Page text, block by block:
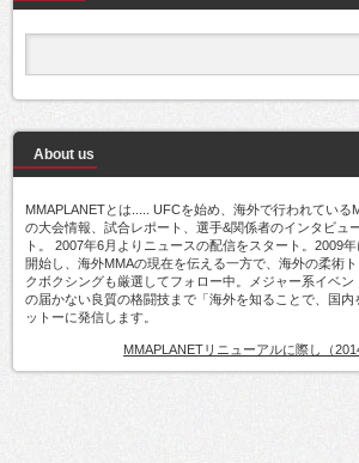
About us
MMAPLANETとは..... UFCを始め、海外で行われている
の大会情報、試合レポート、選手&関係者のインタビュ
ト。 2007年6月よりニュースの配信をスタート。2009
開始し、海外MMAの現在を伝える一方で、海外の柔術
クボクシングも厳選してフォロー中。メジャー系イベン
の届かない良質の格闘技まで「海外を知ることで、国
ットーに発信します。
MMAPLANETリニューアルに際し（